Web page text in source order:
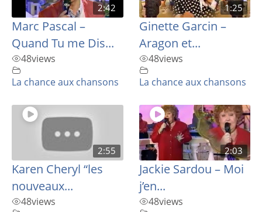
2:42
Marc Pascal –
Quand Tu me Dis...
48views
La chance aux chansons
1:25
Ginette Garcin –
Aragon et...
48views
La chance aux chansons
2:55
Karen Cheryl “les
nouveaux...
48views
2:03
Jackie Sardou – Moi
j’en...
48views